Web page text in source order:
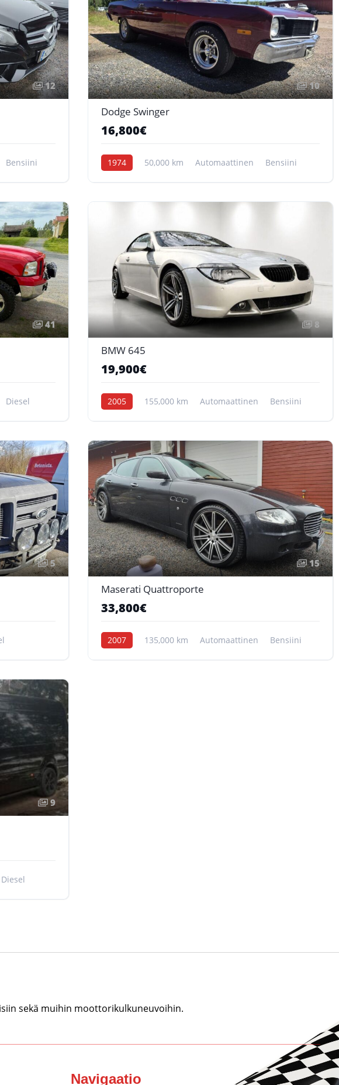
12
Bensiini
10
Dodge Swinger
16,800€
1974 50,000 km Automaattinen Bensiini
41
Diesel
8
BMW 645
19,900€
2005 155,000 km Automaattinen Bensiini
5 15
Maserati Quattroporte
33,800€
2007 135,000 km Automaattinen Bensiini
9
Diesel
sekä muihin moottorikulkuneuvoihin.
Navigaatio